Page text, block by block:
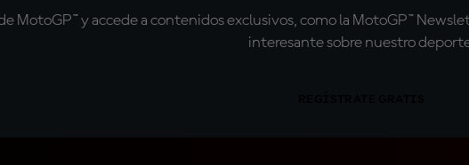
MotoGP™ y accede a contenidos exclusivos, como la MotoGP™
interesante sobre nuestro